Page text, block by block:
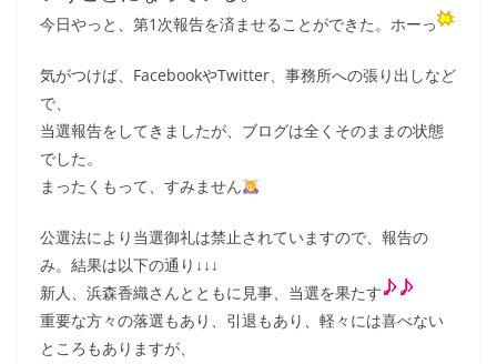
今日やっと、第1次報告を済ませることができた。ホーっ
気がつけば、FacebookやTwitter、事務所への張り出しなど
で、
当選報告をしてきましたが、ブログは全くそのままの状態
でした。
まったくもって、すみません
公選法により当選御礼は禁止されていますので、報告の
み。結果は以下の通り↓↓↓
新人、浜森香織さんとともに見事、当選を果たす
重要な方々の落選もあり、引退もあり、軽々には喜べない
ところもありますが、